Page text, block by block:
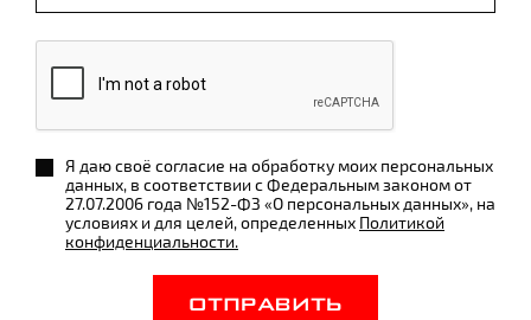
Я даю своё согласие на обработку моих персональных
данных, в соответствии с Федеральным законом от
27.07.2006 года №152-ФЗ «О персональных данных», на
условиях и для целей, определенных Политикой
конфиденциальности.
ОТПРАВИТЬ